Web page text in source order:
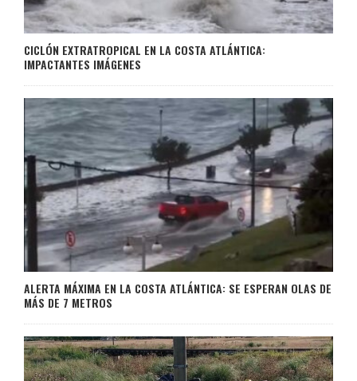
CICLÓN EXTRATROPICAL EN LA COSTA ATLÁNTICA:
IMPACTANTES IMÁGENES
ALERTA MÁXIMA EN LA COSTA ATLÁNTICA: SE ESPERAN OLAS DE
MÁS DE 7 METROS